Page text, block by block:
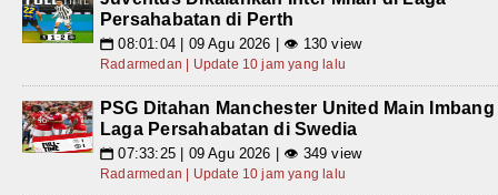
Persahabatan di Perth
📅 08:01:04 | 09 Agu 2026 | 👁 130 view
Radarmedan | Update 10 jam yang lalu
PSG Ditahan Manchester United Main Imbang
Laga Persahabatan di Swedia
📅 07:33:25 | 09 Agu 2026 | 👁 349 view
Radarmedan | Update 10 jam yang lalu